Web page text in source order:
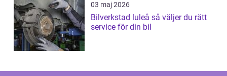
03 maj 2026
Bilverkstad luleå så väljer du rätt
service för din bil